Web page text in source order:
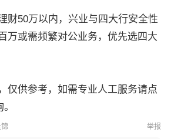
财50万以内，兴业与四大行安全性
万或需频繁对公业务，优先选四大
仅供参考，如需专业人工服务请点
举报